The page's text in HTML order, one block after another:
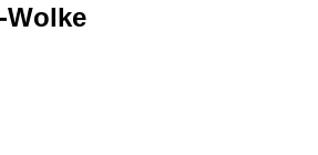
Wolke